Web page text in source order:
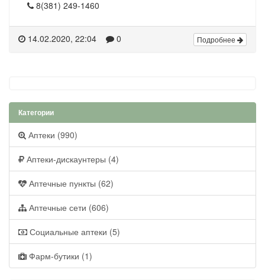
8(381) 249-1460
14.02.2020, 22:04 0 Подробнее
Категории
Аптеки (990)
Аптеки-дискаунтеры (4)
Аптечные пункты (62)
Аптечные сети (606)
Социальные аптеки (5)
Фарм-бутики (1)